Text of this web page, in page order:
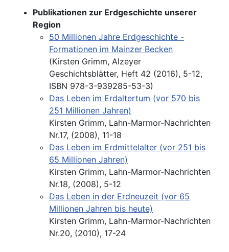
Publikationen zur Erdgeschichte unserer
Region
50 Millionen Jahre Erdgeschichte -
Formationen im Mainzer Becken
(Kirsten Grimm, Alzeyer
Geschichtsblätter, Heft 42 (2016), 5-12,
ISBN 978-3-939285-53-3)
Das Leben im Erdaltertum (vor 570 bis
251 Millionen Jahren)
Kirsten Grimm, Lahn-Marmor-Nachrichten
Nr.17, (2008), 11-18
Das Leben im Erdmittelalter (vor 251 bis
65 Millionen Jahren)
Kirsten Grimm, Lahn-Marmor-Nachrichten
Nr.18, (2008), 5-12
Das Leben in der Erdneuzeit (vor 65
Millionen Jahren bis heute)
Kirsten Grimm, Lahn-Marmor-Nachrichten
Nr.20, (2010), 17-24